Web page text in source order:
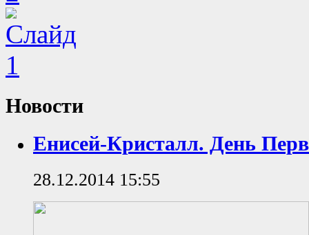
Новости
Енисей-Кристалл. День
28.12.2014 15:55